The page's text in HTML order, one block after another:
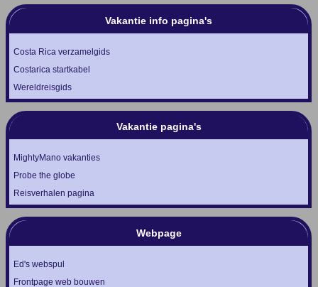
Vakantie info pagina's
Costa Rica verzamelgids
Costarica startkabel
Wereldreisgids
Vakantie pagina's
MightyMano vakanties
Probe the globe
Reisverhalen pagina
Webpage
Ed's webspul
Frontpage web bouwen